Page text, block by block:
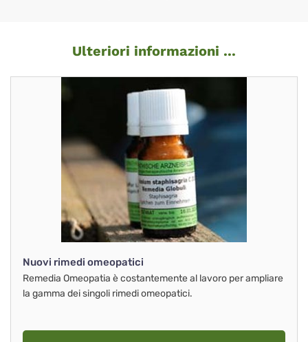
Ulteriori informazioni ...
Nuovi rimedi omeopatici
Remedia Omeopatia è costantemente al lavoro per ampliare
la gamma dei singoli rimedi omeopatici.